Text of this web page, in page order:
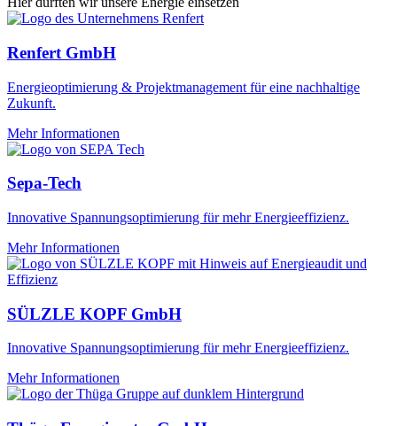
Renfert GmbH
Energieoptimierung & Projektmanagement für eine nachhaltige
Zukunft.
Mehr Informationen
Sepa-Tech
Innovative Spannungsoptimierung für mehr Energieeffizienz.
Mehr Informationen
SÜLZLE KOPF GmbH
Innovative Spannungsoptimierung für mehr Energieeffizienz.
Mehr Informationen